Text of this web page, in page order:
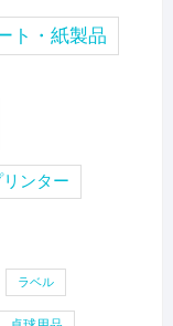
ト・紙製品
リンター
ラベル